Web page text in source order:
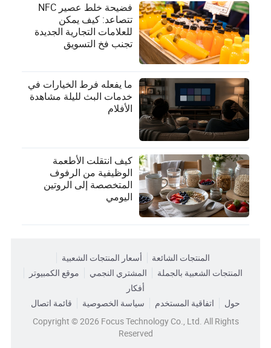
فضيحة خلط عصير NFC
تتصاعد: كيف يمكن
للعلامات التجارية الجديدة
تجنب فخ التسويق
ما يفعله فرط الخيارات في
خدمات البث لليلة مشاهدة
الأفلام
كيف انتقلت الأطعمة
الوظيفية من الرفوف
المتخصصة إلى الروتين
اليومي
المنتجات الشائعة
أسعار المنتجات الشعبية
المنتجات الشعبية بالجملة
المشتري النجمي
موقع الكمبيوتر
أفكار
حول
اتفاقية المستخدم سياسة الخصوصية
قائمة اتصال
Copyright © 2026 Focus Technology Co., Ltd. All Rights
Reserved